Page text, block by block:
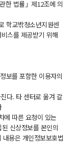
한 법률」제12조에 의
학교밖청소년지원센
스를 제공받기 위해
보를 포함한 이용자의
다. 타 센터로 옮겨 갈
에 따른 요청이 있는
신상정보를 본인의
용은 개인정보보호법